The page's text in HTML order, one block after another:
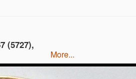
054-6511897 - אפשר לשלוח
(5727),
more...